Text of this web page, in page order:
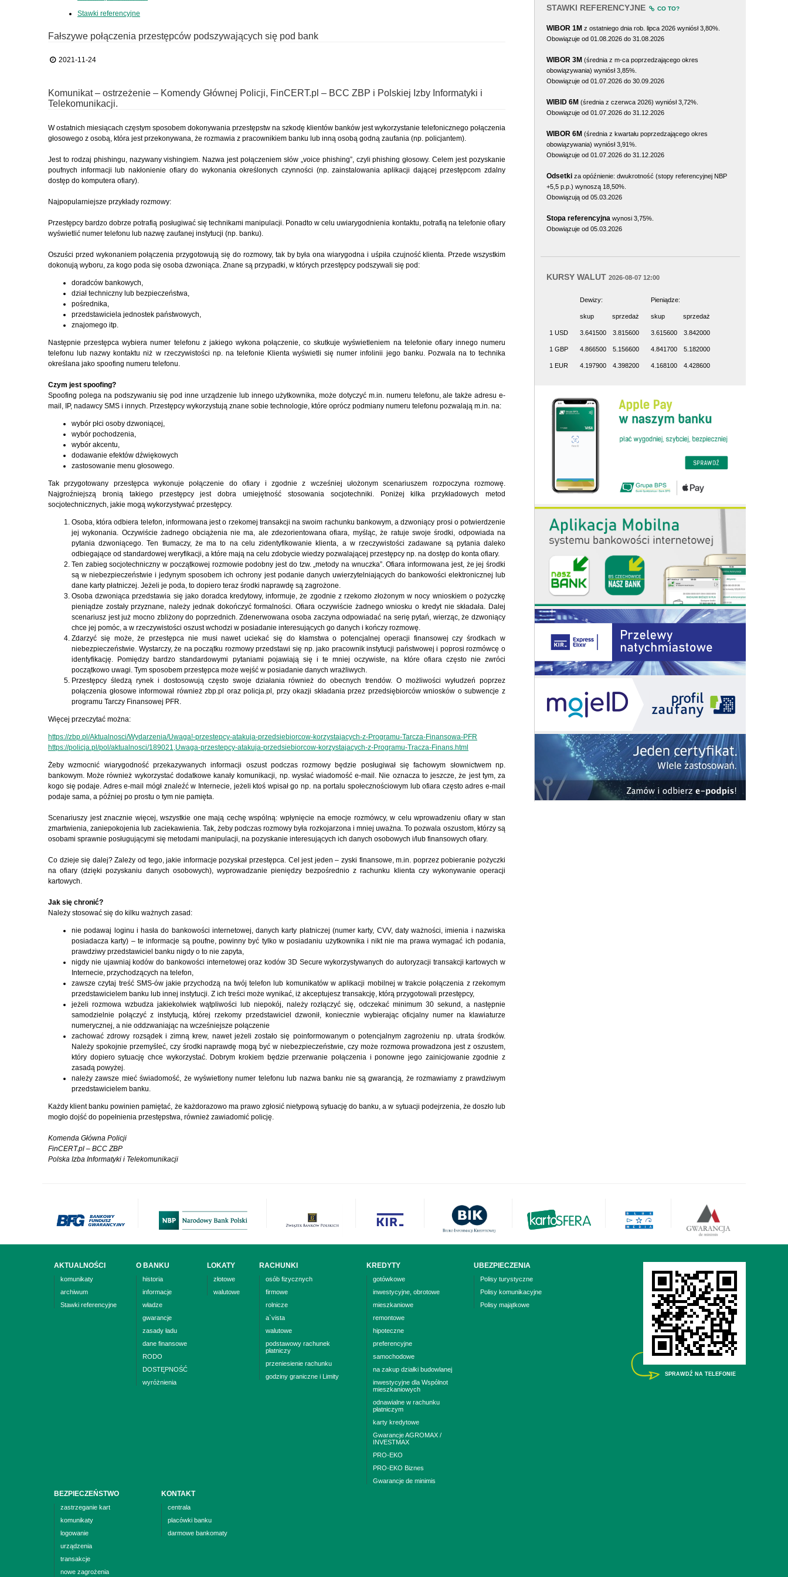
Stawki referencyjne
Fałszywe połączenia przestępców podszywających się pod bank
2021-11-24
Komunikat – ostrzeżenie – Komendy Głównej Policji, FinCERT.pl – BCC ZBP i Polskiej Izby Informatyki i
Telekomunikacji.
W ostatnich miesiącach częstym sposobem dokonywania przestępstw na szkodę klientów banków jest wykorzystanie telefonicznego połączenia
głosowego z osobą, która jest przekonywana, że rozmawia z pracownikiem banku lub inną osobą godną zaufania (np. policjantem).
Jest to rodzaj phishingu, nazywany vishingiem. Nazwa jest połączeniem słów „voice phishing”, czyli phishing głosowy. Celem jest pozyskanie
poufnych informacji lub nakłonienie ofiary do wykonania określonych czynności (np. zainstalowania aplikacji dającej przestępcom zdalny
dostęp do komputera ofiary).
Najpopularniejsze przykłady rozmowy:
Przestępcy bardzo dobrze potrafią posługiwać się technikami manipulacji. Ponadto w celu uwiarygodnienia kontaktu, potrafią na telefonie ofiary
wyświetlić numer telefonu lub nazwę zaufanej instytucji (np. banku).
Oszuści przed wykonaniem połączenia przygotowują się do rozmowy, tak by była ona wiarygodna i uśpiła czujność klienta. Przede wszystkim
dokonują wyboru, za kogo poda się osoba dzwoniąca. Znane są przypadki, w których przestępcy podszywali się pod:
doradców bankowych,
dział techniczny lub bezpieczeństwa,
pośrednika,
przedstawiciela jednostek państwowych,
znajomego itp.
Następnie przestępca wybiera numer telefonu z jakiego wykona połączenie, co skutkuje wyświetleniem na telefonie ofiary innego numeru
telefonu lub nazwy kontaktu niż w rzeczywistości np. na telefonie Klienta wyświetli się numer infolinii jego banku. Pozwala na to technika
określana jako spoofing numeru telefonu.
Czym jest spoofing?
Spoofing polega na podszywaniu się pod inne urządzenie lub innego użytkownika, może dotyczyć m.in. numeru telefonu, ale także adresu e-
mail, IP, nadawcy SMS i innych. Przestępcy wykorzystują znane sobie technologie, które oprócz podmiany numeru telefonu pozwalają m.in. na:
wybór płci osoby dzwoniącej,
wybór pochodzenia,
wybór akcentu,
dodawanie efektów dźwiękowych
zastosowanie menu głosowego.
Tak przygotowany przestępca wykonuje połączenie do ofiary i zgodnie z wcześniej ułożonym scenariuszem rozpoczyna rozmowę.
Najgroźniejszą bronią takiego przestępcy jest dobra umiejętność stosowania socjotechniki. Poniżej kilka przykładowych metod
socjotechnicznych, jakie mogą wykorzystywać przestępcy.
Osoba, która odbiera telefon, informowana jest o rzekomej transakcji na swoim rachunku bankowym, a dzwoniący prosi o potwierdzenie
jej wykonania. Oczywiście żadnego obciążenia nie ma, ale zdezorientowana ofiara, myśląc, że ratuje swoje środki, odpowiada na
pytania dzwoniącego. Ten tłumaczy, że ma to na celu zidentyfikowanie klienta, a w rzeczywistości zadawane są pytania daleko
odbiegające od standardowej weryfikacji, a które mają na celu zdobycie wiedzy pozwalającej przestępcy np. na dostęp do konta ofiary.
Ten zabieg socjotechniczny w początkowej rozmowie podobny jest do tzw. „metody na wnuczka”. Ofiara informowana jest, że jej środki
są w niebezpieczeństwie i jedynym sposobem ich ochrony jest podanie danych uwierzytelniających do bankowości elektronicznej lub
dane karty płatniczej. Jeżeli je poda, to dopiero teraz środki naprawdę są zagrożone.
Osoba dzwoniąca przedstawia się jako doradca kredytowy, informuje, że zgodnie z rzekomo złożonym w nocy wnioskiem o pożyczkę
pieniądze zostały przyznane, należy jednak dokończyć formalności. Ofiara oczywiście żadnego wniosku o kredyt nie składała. Dalej
scenariusz jest już mocno zbliżony do poprzednich. Zdenerwowana osoba zaczyna odpowiadać na serię pytań, wierząc, że dzwoniący
chce jej pomóc, a w rzeczywistości oszust wchodzi w posiadanie interesujących go danych i kończy rozmowę.
Zdarzyć się może, że przestępca nie musi nawet uciekać się do kłamstwa o potencjalnej operacji finansowej czy środkach w
niebezpieczeństwie. Wystarczy, że na początku rozmowy przedstawi się np. jako pracownik instytucji państwowej i poprosi rozmówcę o
identyfikację. Pomiędzy bardzo standardowymi pytaniami pojawiają się i te mniej oczywiste, na które ofiara często nie zwróci
początkowo uwagi. Tym sposobem przestępca może wejść w posiadanie danych wrażliwych.
Przestępcy śledzą rynek i dostosowują często swoje działania również do obecnych trendów. O możliwości wyłudzeń poprzez
połączenia głosowe informował również zbp.pl oraz policja.pl, przy okazji składania przez przedsiębiorców wniosków o subwencje z
programu Tarczy Finansowej PFR.
Więcej przeczytać można:
https://zbp.pl/Aktualnosci/Wydarzenia/Uwaga!-przestepcy-atakuja-przedsiebiorcow-korzystajacych-z-Programu-Tarcza-Finansowa-PFR
https://policja.pl/pol/aktualnosci/189021,Uwaga-przestepcy-atakuja-przedsiebiorcow-korzystajacych-z-Programu-Tracza-Finans.html
Żeby wzmocnić wiarygodność przekazywanych informacji oszust podczas rozmowy będzie posługiwał się fachowym słownictwem np.
bankowym. Może również wykorzystać dodatkowe kanały komunikacji, np. wysłać wiadomość e-mail. Nie oznacza to jeszcze, że jest tym, za
kogo się podaje. Adres e-mail mógł znaleźć w Internecie, jeżeli ktoś wpisał go np. na portalu społecznościowym lub ofiara często adres e-mail
podaje sama, a później po prostu o tym nie pamięta.
Scenariuszy jest znacznie więcej, wszystkie one mają cechę wspólną: wpłynięcie na emocje rozmówcy, w celu wprowadzeniu ofiary w stan
zmartwienia, zaniepokojenia lub zaciekawienia. Tak, żeby podczas rozmowy była rozkojarzona i mniej uważna. To pozwala oszustom, którzy są
osobami sprawnie posługującymi się metodami manipulacji, na pozyskanie interesujących ich danych osobowych i/lub finansowych ofiary.
Co dzieje się dalej? Zależy od tego, jakie informacje pozyskał przestępca. Cel jest jeden – zyski finansowe, m.in. poprzez pobieranie pożyczki
na ofiary (dzięki pozyskaniu danych osobowych), wyprowadzanie pieniędzy bezpośrednio z rachunku klienta czy wykonywanie operacji
kartowych.
Jak się chronić?
Należy stosować się do kilku ważnych zasad:
nie podawaj loginu i hasła do bankowości internetowej, danych karty płatniczej (numer karty, CVV, daty ważności, imienia i nazwiska
posiadacza karty) – te informacje są poufne, powinny być tylko w posiadaniu użytkownika i nikt nie ma prawa wymagać ich podania,
prawdziwy przedstawiciel banku nigdy o to nie zapyta,
nigdy nie ujawniaj kodów do bankowości internetowej oraz kodów 3D Secure wykorzystywanych do autoryzacji transakcji kartowych w
Internecie, przychodzących na telefon,
zawsze czytaj treść SMS-ów jakie przychodzą na twój telefon lub komunikatów w aplikacji mobilnej w trakcie połączenia z rzekomym
przedstawicielem banku lub innej instytucji. Z ich treści może wynikać, iż akceptujesz transakcję, którą przygotowali przestępcy,
jeżeli rozmowa wzbudza jakiekolwiek wątpliwości lub niepokój, należy rozłączyć się, odczekać minimum 30 sekund, a następnie
samodzielnie połączyć z instytucją, której rzekomy przedstawiciel dzwonił, koniecznie wybierając oficjalny numer na klawiaturze
numerycznej, a nie oddzwaniając na wcześniejsze połączenie
zachować zdrowy rozsądek i zimną krew, nawet jeżeli zostało się poinformowanym o potencjalnym zagrożeniu np. utrata środków.
Należy spokojnie przemyśleć, czy środki naprawdę mogą być w niebezpieczeństwie, czy może rozmowa prowadzona jest z oszustem,
który dopiero sytuację chce wykorzystać. Dobrym krokiem będzie przerwanie połączenia i ponowne jego zainicjowanie zgodnie z
zasadą powyżej.
należy zawsze mieć świadomość, że wyświetlony numer telefonu lub nazwa banku nie są gwarancją, że rozmawiamy z prawdziwym
przedstawicielem banku.
Każdy klient banku powinien pamiętać, że każdorazowo ma prawo zgłosić nietypową sytuację do banku, a w sytuacji podejrzenia, że doszło lub
mogło dojść do popełnienia przestępstwa, również zawiadomić policję.
Komenda Główna Policji
FinCERT.pl – BCC ZBP
Polska Izba Informatyki i Telekomunikacji
STAWKI REFERENCYJNE CO TO?
WIBOR 1M z ostatniego dnia rob. lipca 2026 wyniósł 3,80%.
Obowiązuje od 01.08.2026 do 31.08.2026
WIBOR 3M (średnia z m-ca poprzedzającego okres
obowiązywania) wyniósł 3,85%.
Obowiązuje od 01.07.2026 do 30.09.2026
WIBID 6M (średnia z czerwca 2026) wyniósł 3,72%.
Obowiązuje od 01.07.2026 do 31.12.2026
WIBOR 6M (średnia z kwartału poprzedzającego okres
obowiązywania) wyniósł 3,91%.
Obowiązuje od 01.07.2026 do 31.12.2026
Odsetki za opóźnienie: dwukrotność (stopy referencyjnej NBP
+5,5 p.p.) wynoszą 18,50%.
Obowiązują od 05.03.2026
Stopa referencyjna wynosi 3,75%.
Obowiązuje od 05.03.2026
KURSY WALUT 2026-08-07 12:00
Dewizy: Pieniądze:
skup sprzedaż skup sprzedaż
1 USD 3.641500 3.815600 3.615600 3.842000
1 GBP 4.866500 5.156600 4.841700 5.182000
1 EUR 4.197900 4.398200 4.168100 4.428600
SPRAWDŹ NA TELEFONIE
AKTUALNOŚCI
komunikaty
archiwum
Stawki referencyjne
O BANKU
historia
informacje
władze
gwarancje
zasady ładu
dane finansowe
RODO
DOSTĘPNOŚĆ
wyróżnienia
LOKATY
złotowe
walutowe
RACHUNKI
osób fizycznych
firmowe
rolnicze
a`vista
walutowe
podstawowy rachunek
płatniczy
przeniesienie rachunku
godziny graniczne i Limity
KREDYTY
gotówkowe
inwestycyjne, obrotowe
mieszkaniowe
remontowe
hipoteczne
preferencyjne
samochodowe
na zakup działki budowlanej
inwestycyjne dla Wspólnot
mieszkaniowych
odnawialne w rachunku
płatniczym
karty kredytowe
Gwarancje AGROMAX /
INVESTMAX
PRO-EKO
PRO-EKO Biznes
Gwarancje de minimis
UBEZPIECZENIA
Polisy turystyczne
Polisy komunikacyjne
Polisy majątkowe
BEZPIECZEŃSTWO
zastrzeganie kart
komunikaty
logowanie
urządzenia
transakcje
nowe zagrożenia
KONTAKT
centrala
placówki banku
darmowe bankomaty